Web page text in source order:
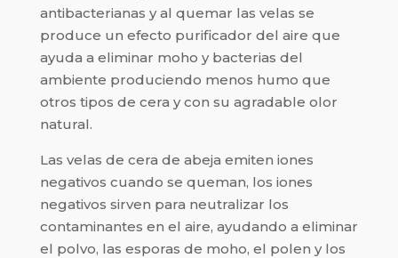
antibacterianas y al quemar las velas se
produce un efecto purificador del aire que
ayuda a eliminar moho y bacterias del
ambiente produciendo menos humo que
otros tipos de cera y con su agradable olor
natural.
Las velas de cera de abeja emiten iones
negativos cuando se queman, los iones
negativos sirven para neutralizar los
contaminantes en el aire, ayudando a eliminar
el polvo, las esporas de moho, el polen y los